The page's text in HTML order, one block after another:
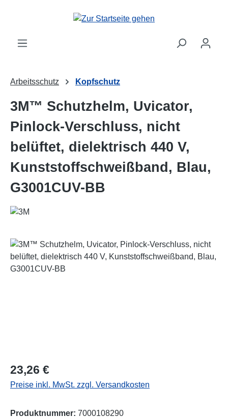
Zum Hauptinhalt springen
Arbeitsschutz Kopfschutz
3M™ Schutzhelm, Uvicator,
Pinlock-Verschluss, nicht
belüftet, dielektrisch 440 V,
Kunststoffschweißband, Blau,
G3001CUV-BB
Bildergalerie überspringen
Regulärer Preis:
23,26 €
Preise inkl. MwSt. zzgl. Versandkosten
Produktnummer: 7000108290